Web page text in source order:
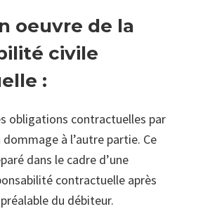
oeuvre de la
civile
:
obligations contractuelles par
à l’autre partie. Ce
dans le cadre d’une
contractuelle après
du débiteur.